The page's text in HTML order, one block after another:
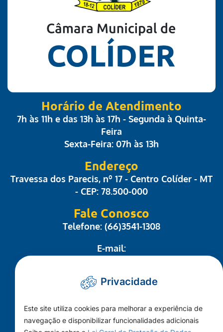
Horário de Atendimento
7h às 11h e das 13h às 17h - Segunda à Quinta-
Feira
Sexta-Feira: 07h às 13h
Endereço
Travessa dos Parecis, nº 17 - Centro Colíder - MT
- CEP: 78.500-000
Fale Conosco
Telefone: (66)3541-1308
E-mail:
administrativo@camaracolider.mt.gov.br
Mapa do Site
Conheça a Câmara
A Cidade
Privacidade
Este site utiliza cookies para melhorar a experiência de
navegação e disponibilizar funcionalidades adicionais